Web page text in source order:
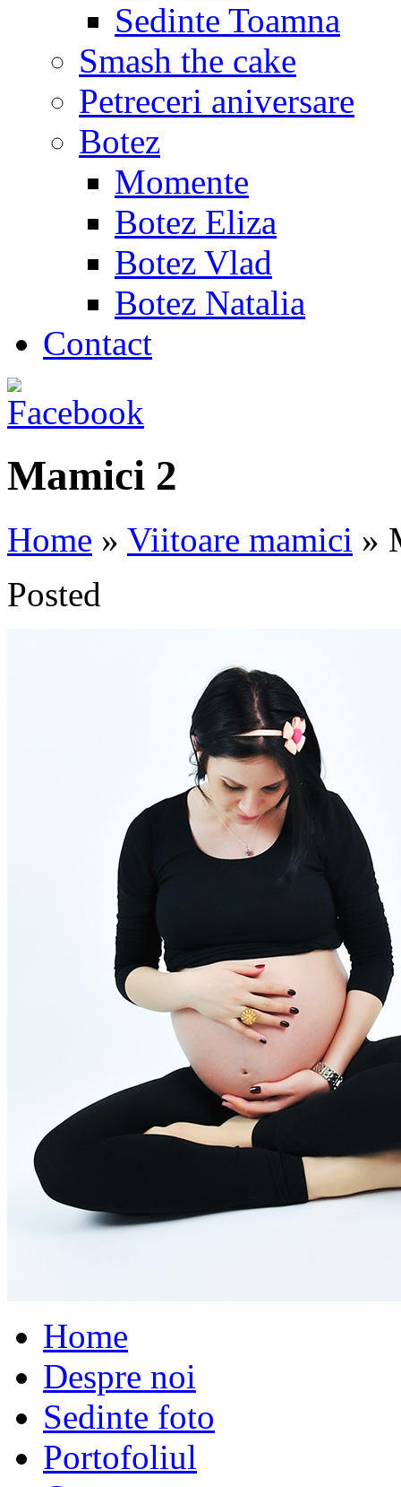
Sedinte Toamna
Smash the cake
Petreceri aniversare
Botez
Momente
Botez Eliza
Botez Vlad
Botez Natalia
Contact
Mamici 2
Home » Viitoare mamici »
Posted
Home
Despre noi
Sedinte foto
Portofoliul